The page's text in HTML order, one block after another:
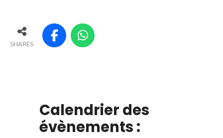
SHARES
Calendrier des
évènements :